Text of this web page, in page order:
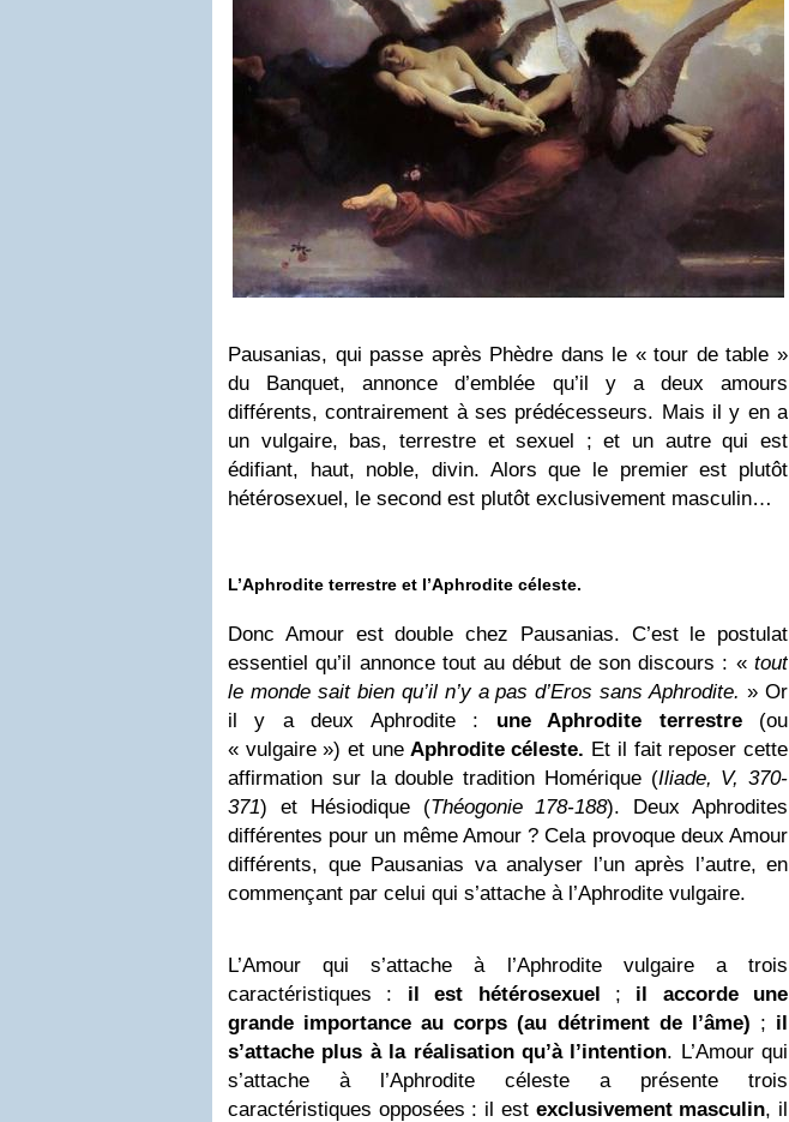
Pausanias, qui passe après Phèdre dans le « tour de table »
du Banquet, annonce d’emblée qu’il y a deux amours
différents, contrairement à ses prédécesseurs. Mais il y en a
un vulgaire, bas, terrestre et sexuel ; et un autre qui est
édifiant, haut, noble, divin. Alors que le premier est plutôt
hétérosexuel, le second est plutôt exclusivement masculin…
L’Aphrodite terrestre et l’Aphrodite céleste.
Donc Amour est double chez Pausanias. C’est le postulat
essentiel qu’il annonce tout au début de son discours : «tout
le monde sait bien qu’il n’y a pas d’Eros sans Aphrodite. » Or
il y a deux Aphrodite : une Aphrodite terrestre(ou
« vulgaire ») et uneAphrodite céleste. Et il fait reposer cette
affirmation sur la double tradition Homérique (Iliade, V, 370-
371) et Hésiodique (Théogonie 178-188). Deux Aphrodites
différentes pour un même Amour ? Cela provoque deux Amour
différents, que Pausanias va analyser l’un après l’autre, en
commençant par celui qui s’attache à l’Aphrodite vulgaire.
L’Amour qui s’attache à l’Aphrodite vulgaire a trois
caractéristiques : il est hétérosexuel ; il accorde une
grande importance au corps (au détriment de l’âme) ; il
s’attache plus à la réalisation qu’à l’intention. L’Amour qui
s’attache à l’Aphrodite céleste a présente trois
caractéristiques opposées : il est exclusivement masculin, il